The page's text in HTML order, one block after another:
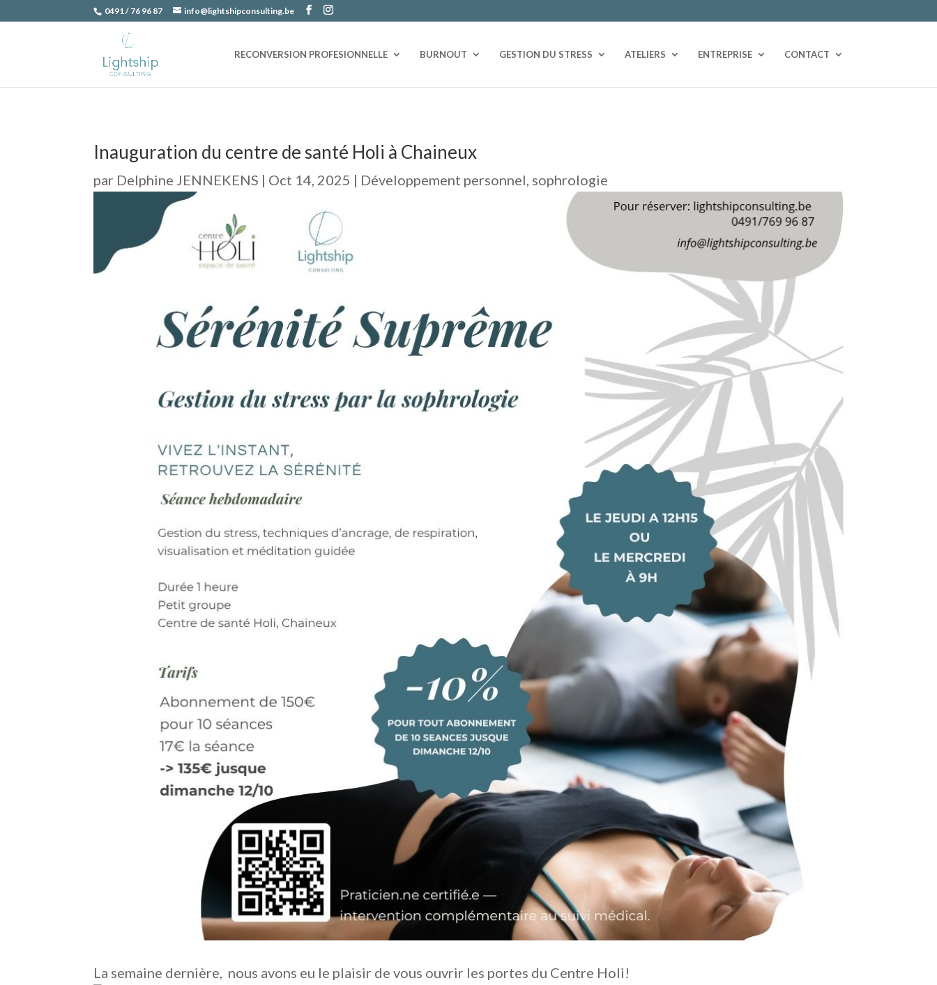
0491 / 76 96 87 info@lightshipconsulting.be
RECONVERSION PROFESIONNELLE BURNOUT GESTION DU STRESS ATELIERS ENTREPRISE CONTACT
Inauguration du centre de santé Holi à Chaineux
par Delphine JENNEKENS | Oct 14, 2025 | Développement personnel sophrologie
La semaine dernière, nous avons eu le plaisir de vous ouvrir les portes du Centre Holi!